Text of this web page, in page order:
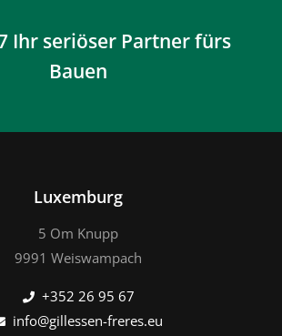
Ihr seriöser Partner fürs
Bauen
Luxemburg
5 Om Knupp
9991 Weiswampach
+352 26 95 67
info@gillessen-freres.eu